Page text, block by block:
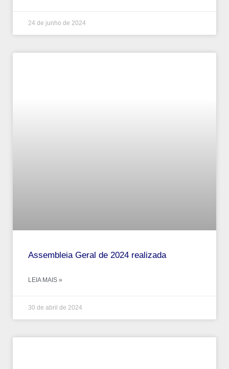
24 de junho de 2024
Assembleia Geral de 2024 realizada
LEIA MAIS »
30 de abril de 2024